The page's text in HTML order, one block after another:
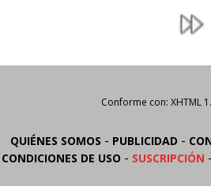
Conforme con: XHTML
QUIÉNES SOMOS - PUBLICIDAD -
CONDICIONES DE USO - SUSCRIPCIÓN -